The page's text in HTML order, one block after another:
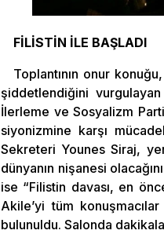
FİLİSTİN İLE BAŞLADI
Toplantının onur
şiddetlendiğini
İlerleme ve Sosyalizm
siyonizmine karşı
Sekreteri Younes Siraj,
dünyanın nişanesi
ise “Filistin davası, en
Akile’yi tüm
bulunuldu. Salonda